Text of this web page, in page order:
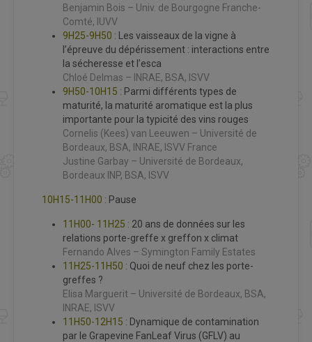
Benjamin Bois – Univ. de Bourgogne Franche-
Comté, IUVV
9H25-9H50 : Les vaisseaux de la vigne à
l’épreuve du dépérissement : interactions entre
la sécheresse et l’esca
Chloé Delmas – INRAE, BSA, ISVV
9H50-10H15 : Parmi différents types de
maturité, la maturité aromatique est la plus
importante pour la typicité des vins rouges
Cornelis (Kees) van Leeuwen – Université de
Bordeaux, BSA, INRAE, ISVV France
Justine Garbay – Université de Bordeaux,
Bordeaux INP, BSA, ISVV
10H15-11H00 : Pause
11H00- 11H25 : 20 ans de données sur les
relations porte-greffe x greffon x climat
Fernando Alves – Symington Family Estates
11H25-11H50 : Quoi de neuf chez les porte-
greffes ?
Elisa Marguerit – Université de Bordeaux, BSA,
INRAE, ISVV
11H50-12H15 : Dynamique de contamination
par le Grapevine FanLeaf Virus (GFLV) au